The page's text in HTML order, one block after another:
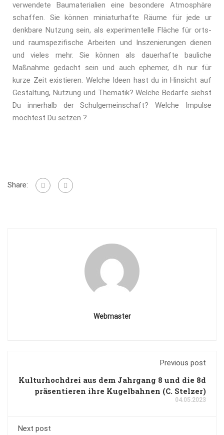
verwendete Baumaterialien eine besondere Atmosphäre
schaffen. Sie können miniaturhafte Räume für jede ur
denkbare Nutzung sein, als experimentelle Fläche für orts-
und raumspezifische Arbeiten und Inszenierungen dienen
und vieles mehr. Sie können als dauerhafte bauliche
Maßnahme gedacht sein und auch ephemer, d.h nur für
kurze Zeit existieren. Welche Ideen hast du in Hinsicht auf
Gestaltung, Nutzung und Thematik? Welche Bedarfe siehst
Du innerhalb der Schulgemeinschaft? Welche Impulse
möchtest Du setzen ?
Share:
Webmaster
Previous post
Kulturhochdrei aus dem Jahrgang 8 und die 8d
präsentieren ihre Kugelbahnen (C. Stelzer)
04.05.2023
Next post